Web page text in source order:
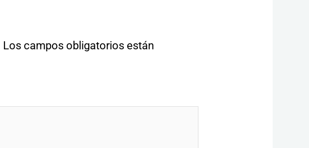
Los campos obligatorios están